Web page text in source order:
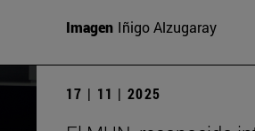
Imagen Iñigo Alzugaray
17 | 11 | 2025